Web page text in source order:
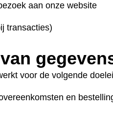
aan onze website
transacties)
voor de volgende
en